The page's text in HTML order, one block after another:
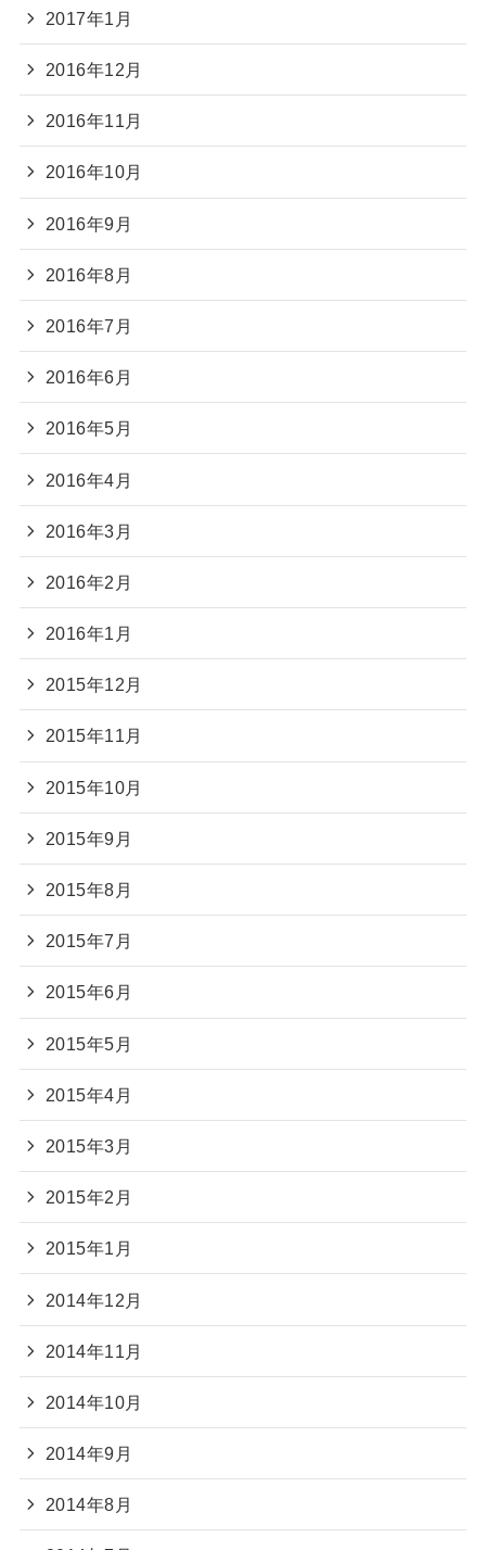
2017年1月
2016年12月
2016年11月
2016年10月
2016年9月
2016年8月
2016年7月
2016年6月
2016年5月
2016年4月
2016年3月
2016年2月
2016年1月
2015年12月
2015年11月
2015年10月
2015年9月
2015年8月
2015年7月
2015年6月
2015年5月
2015年4月
2015年3月
2015年2月
2015年1月
2014年12月
2014年11月
2014年10月
2014年9月
2014年8月